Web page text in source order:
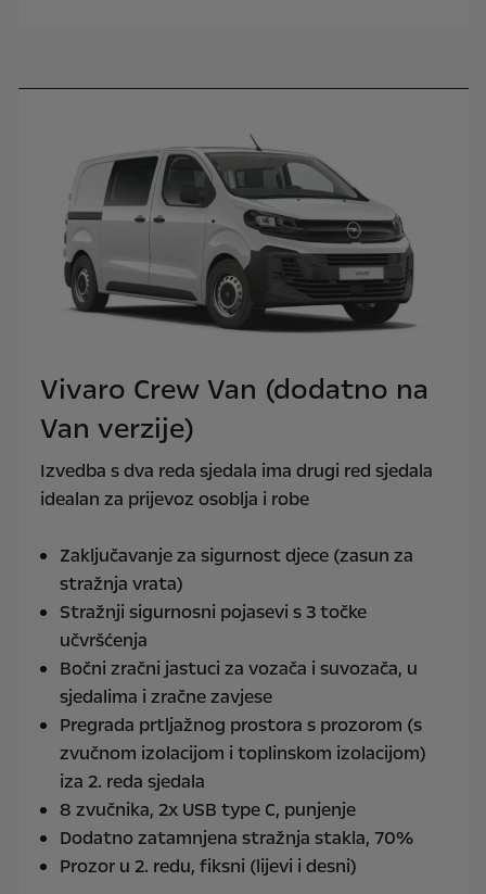
Vivaro Crew Van (dodatno na
Van verzije)
Izvedba s dva reda sjedala ima drugi red sjedala
idealan za prijevoz osoblja i robe
Zaključavanje za sigurnost djece (zasun za
stražnja vrata)
Stražnji sigurnosni pojasevi s 3 točke
učvršćenja
Bočni zračni jastuci za vozača i suvozača, u
sjedalima i zračne zavjese
Pregrada prtljažnog prostora s prozorom (s
zvučnom izolacijom i toplinskom izolacijom)
iza 2. reda sjedala
8 zvučnika, 2x USB type C, punjenje
Dodatno zatamnjena stražnja stakla, 70%
Prozor u 2. redu, fiksni (lijevi i desni)